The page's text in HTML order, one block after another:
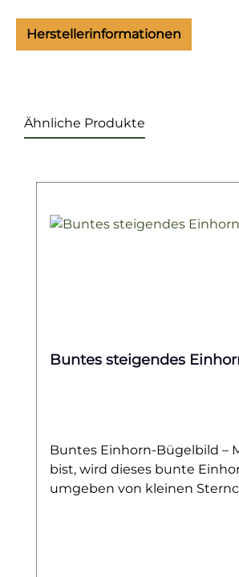
Herstellerinformationen
Ähnliche Produkte
Buntes steigendes
Buntes Einhorn-Bügelbild –
bist, wird dieses bunte
umgeben von kleinen